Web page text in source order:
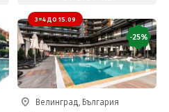
3=4 ДО 15.09
-25%
Велинград, България